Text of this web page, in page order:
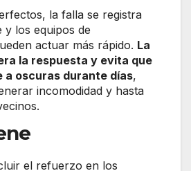
la falla se registra
y los equipos de
actuar más rápido. La
la respuesta y evita que
a oscuras durante días,
incomodidad y hasta
el refuerzo en los